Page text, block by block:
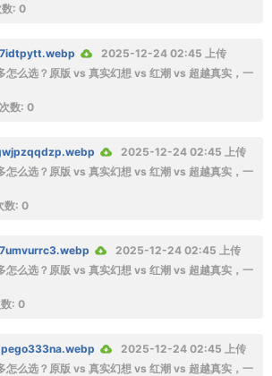
: 0
2025-12-24 02:45 上传
么选？原版 vs 真实幻想 vs 红潮 vs 超越真实，一
数: 0
2025-12-24 02:45 上传
么选？原版 vs 真实幻想 vs 红潮 vs 超越真实，一
数: 0
2025-12-24 02:45 上传
么选？原版 vs 真实幻想 vs 红潮 vs 超越真实，一
: 0
2025-12-24 02:45 上传
么选？原版 vs 真实幻想 vs 红潮 vs 超越真实，一